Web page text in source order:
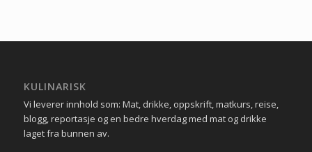
KULINARISK
Vi leverer innhold som: Mat, drikke, oppskrift, matkurs, reise,
blogg, reportasje og en bedre hverdag med mat og drikke
laget fra bunnen av.